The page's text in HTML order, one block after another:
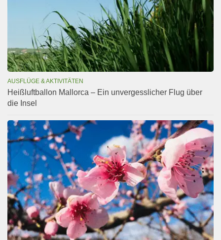
AUSFLÜGE & AKTIVITÄTEN
Heißluftballon Mallorca – Ein unvergesslicher Flug über
die Insel